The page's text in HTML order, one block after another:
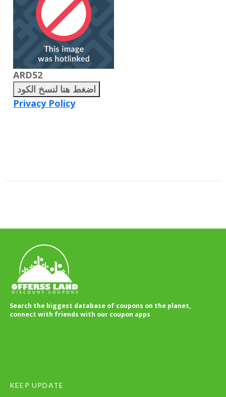
ARD52
اضغط هنا لنسخ الكود
Privacy Policy
Search the biggest database of coupons on the planet,
connect with friends with our coupon apps
KEEP UPDATE